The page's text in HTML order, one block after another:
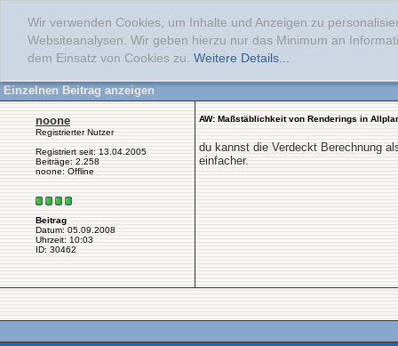
Wir verwenden Cookies, um Inhalte und Anzeigen zu
Websiteanalysen. Wir geben hierzu nur das Minimum an
dem Einsatz von Cookies zu. Weitere Details...
Einzelnen Beitrag anzeigen
noone
Registrierter Nutzer
Registriert seit: 13.04.2005
Beiträge: 2.258
noone: Offline
Beitrag
Datum: 05.09.2008
Uhrzeit: 10:03
ID: 30462
AW: Maßstäblichkeit von Renderings in
du kannst die Verdeckt Berechnung
einfacher.